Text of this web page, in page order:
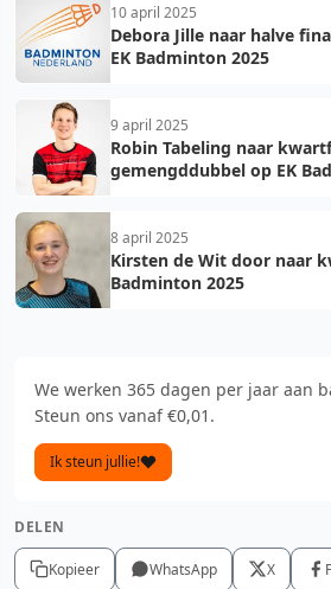
10 april 2025
Debora Jille naar halve
EK Badminton 2025
9 april 2025
Robin Tabeling naar
gemengddubbel op EK
8 april 2025
Kirsten de Wit door naar
Badminton 2025
We werken 365 dagen per jaar aan
Steun ons vanaf €0,01.
Ik steun jullie!
DELEN
Kopieer WhatsApp X